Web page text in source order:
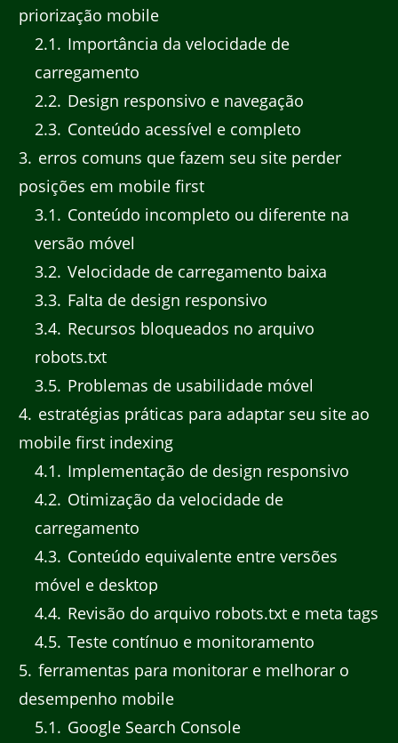
priorização mobile
2.1
Importância da velocidade de
carregamento
2.2 Design responsivo e navegação
2.3 Conteúdo acessível e completo
3 erros comuns que fazem seu site perder
posições em mobile first
3.1
Conteúdo incompleto ou diferente na
versão móvel
3.2 Velocidade de carregamento baixa
3.3 Falta de design responsivo
3.4 Recursos bloqueados no arquivo
robots.txt
3.5 Problemas de usabilidade móvel
4 estratégias práticas para adaptar seu site ao
mobile first indexing
4.1
Implementação de design responsivo
4.2 Otimização da velocidade de
carregamento
4.3 Conteúdo equivalente entre versões
móvel e desktop
4.4 Revisão do arquivo robots.txt e meta tags
4.5 Teste contínuo e monitoramento
5 ferramentas para monitorar e melhorar o
desempenho mobile
5.1
Google Search Console